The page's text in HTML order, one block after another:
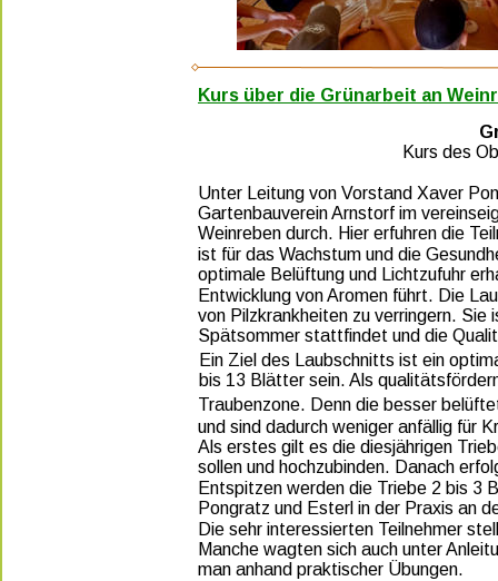
Kurs über die Grünarbeit an
Kurs des
Unter Leitung von Vorstand Xaver
Gartenbauverein Arnstorf im
Weinreben durch. Hier erfuhren die
ist für das Wachstum und die
optimale Belüftung und Lichtzufuhr
Entwicklung von Aromen führt. Die
von Pilzkrankheiten zu verringern.
Spätsommer stattfindet und die
Ein Ziel des Laubschnitts ist ein
bis 13 Blätter sein. Als
Traubenzone. Denn die besser
und sind dadurch weniger anfällig für
Als erstes gilt es die diesjährigen
sollen und hochzubinden. Danach
Entspitzen werden die Triebe 2 bis 3
Pongratz und Esterl in der Praxis an
Die sehr interessierten Teilnehmer
Manche wagten sich auch unter
man anhand praktischer Übungen.